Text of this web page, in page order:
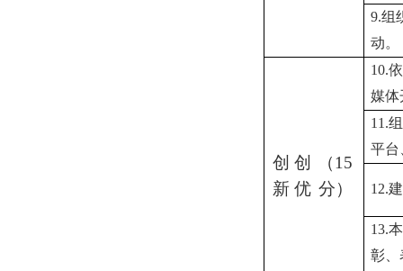
9.组
动。
创
新
创
优
（15
分）
10.
媒体
11.
平台
12.
13.
彰、